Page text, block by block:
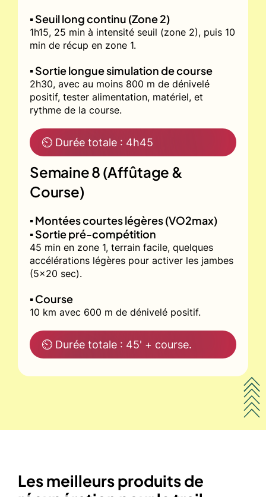
▪️ Seuil long continu (Zone 2)
1h15, 25 min à intensité seuil (zone 2), puis 10
min de récup en zone 1.
▪️ Sortie longue simulation de course
2h30, avec au moins 800 m de dénivelé
positif, tester alimentation, matériel, et
rythme de la course.
⏲ Durée totale : 4h45
Semaine 8 (Affûtage &
Course)
▪️ Montées courtes légères (VO2max)
▪️ Sortie pré-compétition
45 min en zone 1, terrain facile, quelques
accélérations légères pour activer les jambes
(5x20 sec).
▪️ Course
10 km avec 600 m de dénivelé positif.
⏲ Durée totale : 45' + course.
Les meilleurs produits de